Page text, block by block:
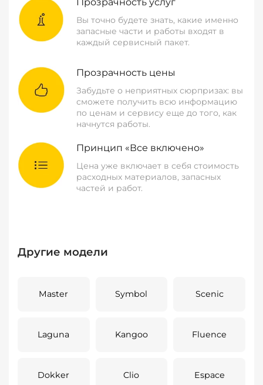
Вы точно будете знать, какие именно
запасные части и работы входят в
каждый сервисный пакет.
Прозрачность цены
Забудьте о неприятных сюрпризах: вы
сможете получить всю информацию
по ценам и сервису еще до того, как
начнутся работы.
Принцип «Все включено»
Цена уже включает в себя стоимость
расходных материалов, запасных
частей и работ.
Другие модели
Master Symbol Scenic
Laguna Kangoo Fluence
Dokker Clio Espace